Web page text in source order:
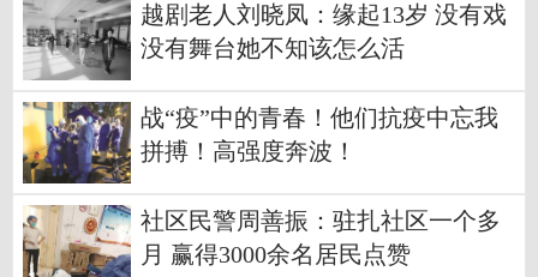
越剧老人刘晓凤：缘起13岁 没有戏
没有舞台她不知该怎么活
战“疫”中的青春！他们抗疫中忘我
拼搏！高强度奔波！
社区民警周善振：驻扎社区一个多
月 赢得3000余名居民点赞